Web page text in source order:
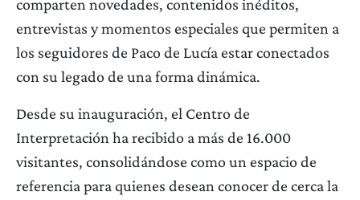
comparten novedades, contenidos inéditos,
entrevistas y momentos especiales que permiten a
los seguidores de Paco de Lucía estar conectados
con su legado de una forma dinámica.
Desde su inauguración, el Centro de
Interpretación ha recibido a más de 16.000
visitantes, consolidándose como un espacio de
referencia para quienes desean conocer de cerca la